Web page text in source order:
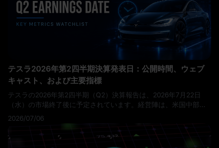
テスラ2026年第2四半期決算発表日：公開時間、ウェブ
キャスト、および主要指標
テスラの2026年第2四半期（Q2）決算報告は、2026年7月22日
（水）の市場終了後に予定されています。経営陣は、米国中部時
間午後4時30分 / 東部時間午後5時30分からライブのQ&Aウェブキ
ャストを主催する予定です。第2四半期のアップデートとウェブキ
ャストは、テスラのインベスター・リレーションズ（IR）ウェブ
2026/07/06